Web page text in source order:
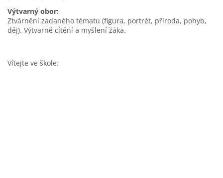
Výtvarný obor:
Ztvárnění zadaného tématu (figura, portrét, příroda, pohyb,
děj). Výtvarné cítění a myšlení žáka.
Vítejte ve škole: